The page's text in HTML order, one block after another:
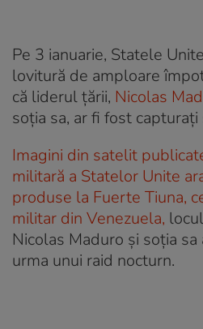
Pe 3 ianuarie, Statele
lovitură de amploare
că liderul țării, Nicolas
soția sa, ar fi fost capturați
Imagini din satelit
militară a Statelor Unite
produse la Fuerte Tiuna,
militar din Venezuela,
Nicolas Maduro și soția
urma unui raid nocturn.